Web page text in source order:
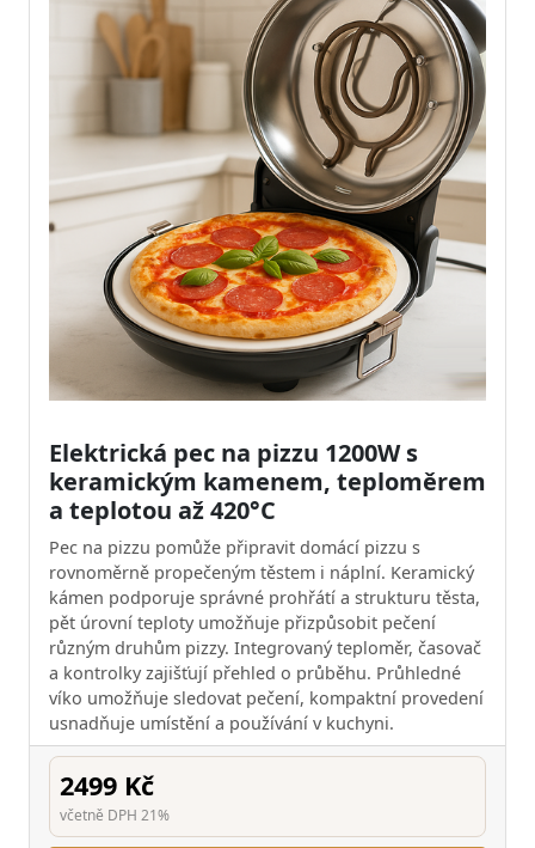
Elektrická pec na pizzu 1200W s
keramickým kamenem, teploměrem
a teplotou až 420°C
Pec na pizzu pomůže připravit domácí pizzu s
rovnoměrně propečeným těstem i náplní. Keramický
kámen podporuje správné prohřátí a strukturu těsta,
pět úrovní teploty umožňuje přizpůsobit pečení
různým druhům pizzy. Integrovaný teploměr, časovač
a kontrolky zajišťují přehled o průběhu. Průhledné
víko umožňuje sledovat pečení, kompaktní provedení
usnadňuje umístění a používání v kuchyni.
2499 Kč
včetně DPH 21%